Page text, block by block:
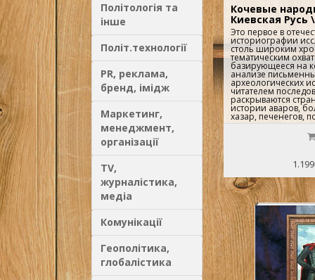
Політологія та
інше
Політ.технології
PR, реклама,
бренд, імідж
Маркетинг,
менеджмент,
організації
TV,
журналістика,
медіа
Комунікації
Геополітика,
глобалістика
Кочевые
Киевская Русь
Это первое в
историографии
столь широким
тематическим
базирующееся на
анализе
археологических
читателем
раскрываются
истории аваров,
хазар, печенегов,
гатар — кочевых
противостоявших